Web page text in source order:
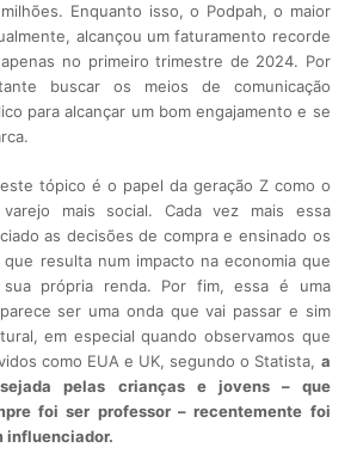
Enquanto isso, o Podpah, o maior
alcançou um faturamento recorde
no primeiro trimestre de 2024. Por
buscar os meios de comunicação
para alcançar um bom engajamento e se
tópico é o papel da geração Z como o
mais social. Cada vez mais essa
as decisões de compra e ensinado os
resulta num impacto na economia que
própria renda. Por fim, essa é uma
ser uma onda que vai passar e sim
em especial quando observamos que
como EUA e UK, segundo o Statista, a
pelas crianças e jovens – que
foi ser professor – recentemente foi
influenciador.